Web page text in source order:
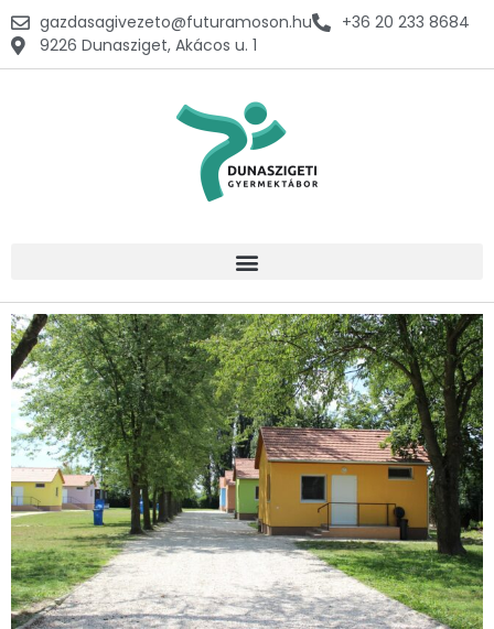
gazdasagivezeto@futuramoson.hu
+36 20 233 8684
9226 Dunasziget, Akácos u. 1